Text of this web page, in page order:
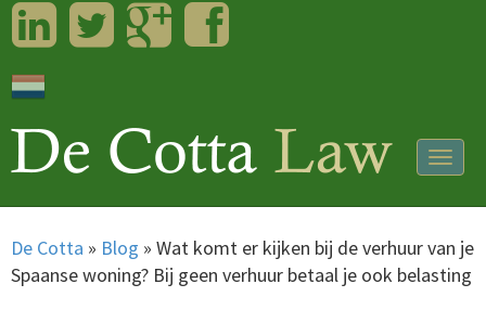
LinkedInTwitterGoogleplusFacebook
De Cotta » Blog » Wat komt er kijken bij de verhuur van je
Spaanse woning? Bij geen verhuur betaal je ook belasting